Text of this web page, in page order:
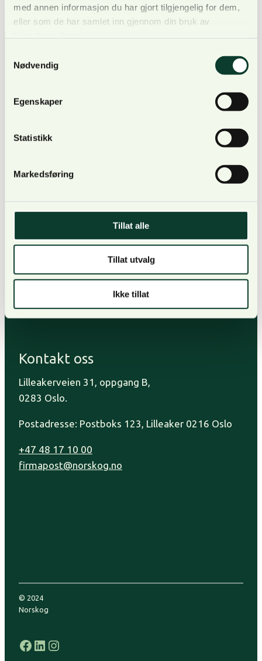
med annen informasjon du har gjort tilgjengelig for dem,
eller som de har samlet inn gjennom din bruk av
Nødvendig
Egenskaper
Statistikk
Markedsføring
Tillat alle
Tillat utvalg
Ikke tillat
Nyhetsbrev
meld deg på nyhetsbrevet og få nyhetsbrev på epost.
Meld deg på
Bli medlem
Tjenester
Organisasjon og visjon
Personvern
Kontakt oss
Lilleakerveien 31, oppgang B,
0283 Oslo.
Postadresse: Postboks 123, Lilleaker 0216 Oslo
+47 48 17 10 00
firmapost@norskog.no
© 2024
Norskog
Facebook
LinkedIn
Instagram